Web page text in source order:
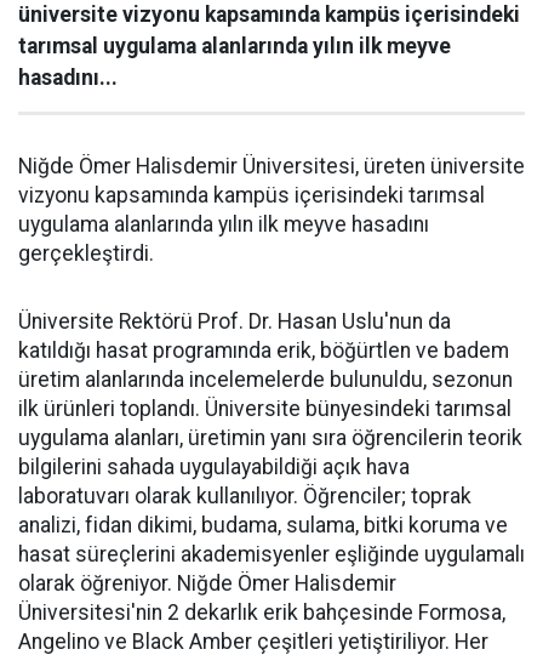
üniversite vizyonu kapsamında kampüs içerisindeki
tarımsal uygulama alanlarında yılın ilk meyve
hasadını...
Niğde Ömer Halisdemir Üniversitesi, üreten üniversite
vizyonu kapsamında kampüs içerisindeki tarımsal
uygulama alanlarında yılın ilk meyve hasadını
gerçekleştirdi.
Üniversite Rektörü Prof. Dr. Hasan Uslu'nun da
katıldığı hasat programında erik, böğürtlen ve badem
üretim alanlarında incelemelerde bulunuldu, sezonun
ilk ürünleri toplandı. Üniversite bünyesindeki tarımsal
uygulama alanları, üretimin yanı sıra öğrencilerin teorik
bilgilerini sahada uygulayabildiği açık hava
laboratuvarı olarak kullanılıyor. Öğrenciler; toprak
analizi, fidan dikimi, budama, sulama, bitki koruma ve
hasat süreçlerini akademisyenler eşliğinde uygulamalı
olarak öğreniyor. Niğde Ömer Halisdemir
Üniversitesi'nin 2 dekarlık erik bahçesinde Formosa,
Angelino ve Black Amber çeşitleri yetiştiriliyor. Her